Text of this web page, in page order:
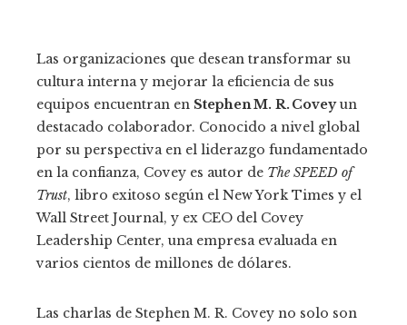
Las organizaciones que desean transformar su
cultura interna y mejorar la eficiencia de sus
equipos encuentran en Stephen M. R. Coveyun
destacado colaborador. Conocido a nivel global
por su perspectiva en el liderazgo fundamentado
en la confianza, Covey es autor de The SPEED of
Trust, libro exitoso según el New York Times y el
Wall Street Journal, y ex CEO del Covey
Leadership Center, una empresa evaluada en
varios cientos de millones de dólares.
Las charlas de Stephen M. R. Covey no solo son